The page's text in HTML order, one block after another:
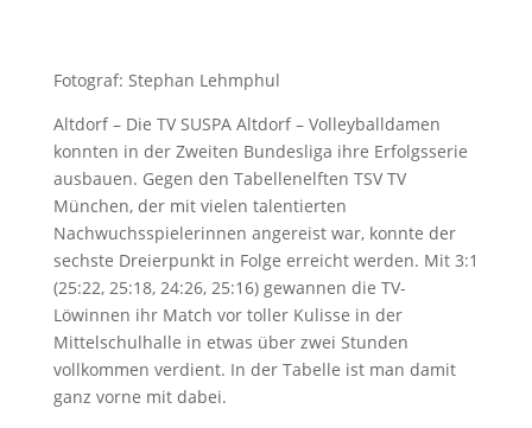
Fotograf: Stephan Lehmphul
Altdorf – Die TV SUSPA Altdorf – Volleyballdamen
konnten in der Zweiten Bundesliga ihre Erfolgsserie
ausbauen. Gegen den Tabellenelften TSV TV
München, der mit vielen talentierten
Nachwuchsspielerinnen angereist war, konnte der
sechste Dreierpunkt in Folge erreicht werden. Mit 3:1
(25:22, 25:18, 24:26, 25:16) gewannen die TV-
Löwinnen ihr Match vor toller Kulisse in der
Mittelschulhalle in etwas über zwei Stunden
vollkommen verdient. In der Tabelle ist man damit
ganz vorne mit dabei.